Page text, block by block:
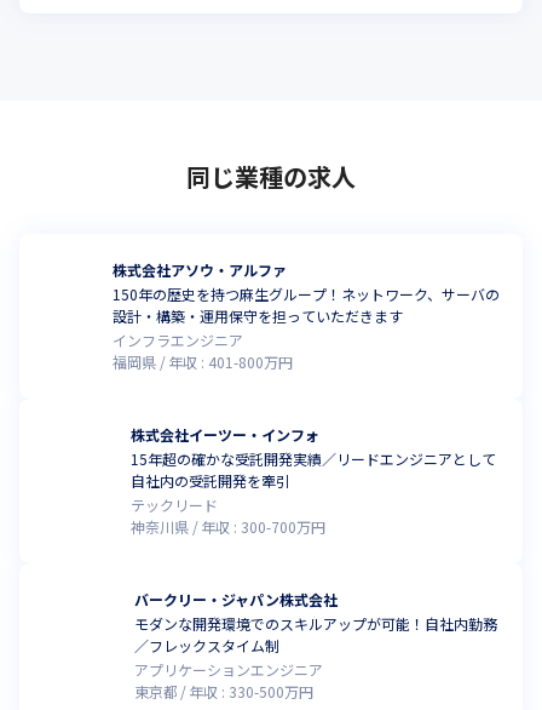
同じ業種の求人
株式会社アソウ・アルファ
150年の歴史を持つ麻生グループ！ネットワーク、サーバの
設計・構築・運用保守を担っていただきます
インフラエンジニア
福岡県
年収 : 401-800万円
株式会社イーツー・インフォ
15年超の確かな受託開発実績／リードエンジニアとして
自社内の受託開発を牽引
テックリード
神奈川県
年収 : 300-700万円
バークリー・ジャパン株式会社
モダンな開発環境でのスキルアップが可能！自社内勤務
／フレックスタイム制
アプリケーションエンジニア
東京都
年収 : 330-500万円